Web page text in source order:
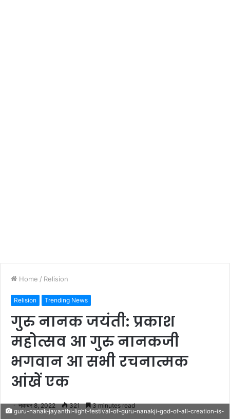
Home / Relision
Relision Trending News
गुरु नानक जयंती: प्रकाश
महोत्सव आ गुरु नानकजी
भगवान आ सभी रचनात्मक
आंखें एक
नवम्बर 8, 2022 321 3 minutes read
guru-nanak-jayanthi-light-festival-of-guru-nanakji-god-of-all-creation-is-